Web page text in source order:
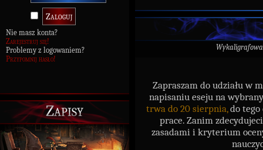
Nie masz konta?
Zarejestruj się!
Problemy z logowaniem?
Przypomnij hasło!
Zapisy
Zapraszam do udziału w
napisaniu eseju na
trwa do 20 sierpnia, do tego
prace. Zanim
zasadami i kryterium